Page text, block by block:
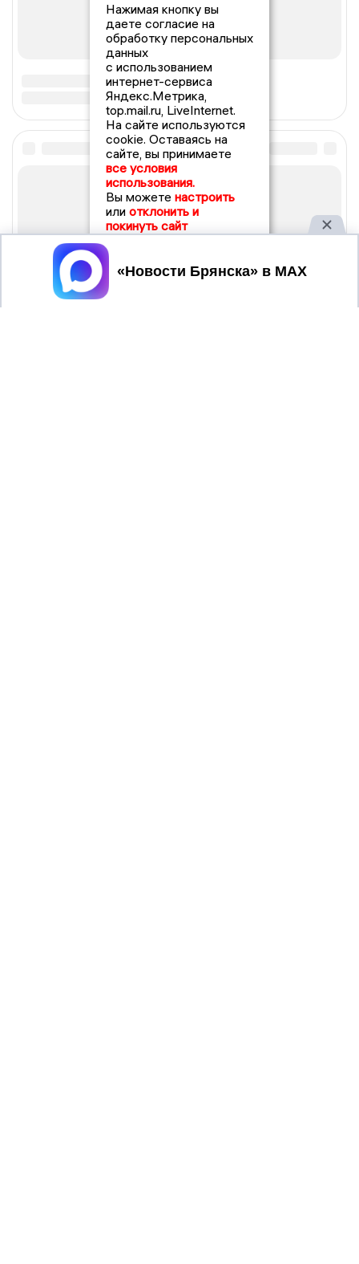
Нажимая кнопку вы
даете согласие на
обработку персональных
данных
с использованием
интернет-сервиса
Яндекс.Метрика,
top.mail.ru, LiveInternet.
На сайте используются
cookie. Оставаясь на
сайте, вы принимаете
все условия
использования.
Вы можете настроить
или отклонить и
покинуть сайт
Принять